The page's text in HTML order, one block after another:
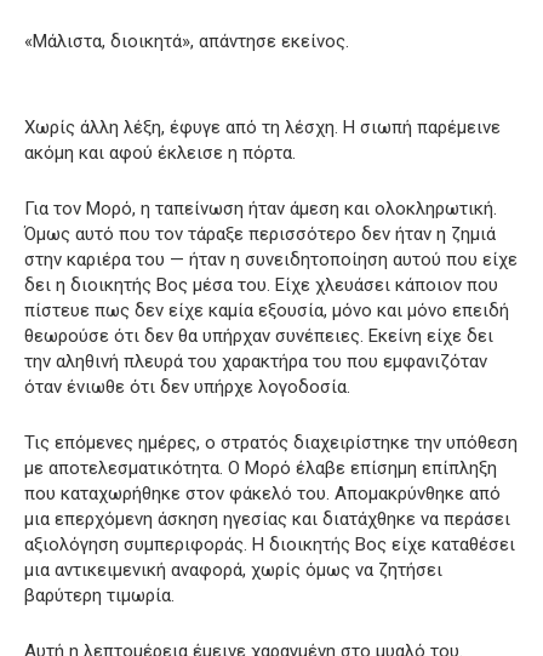
«Μάλιστα, διοικητά», απάντησε εκείνος.
Χωρίς άλλη λέξη, έφυγε από τη λέσχη. Η σιωπή παρέμεινε
ακόμη και αφού έκλεισε η πόρτα.
Για τον Μορό, η ταπείνωση ήταν άμεση και ολοκληρωτική.
Όμως αυτό που τον τάραξε περισσότερο δεν ήταν η ζημιά
στην καριέρα του — ήταν η συνειδητοποίηση αυτού που είχε
δει η διοικητής Βος μέσα του. Είχε χλευάσει κάποιον που
πίστευε πως δεν είχε καμία εξουσία, μόνο και μόνο επειδή
θεωρούσε ότι δεν θα υπήρχαν συνέπειες. Εκείνη είχε δει
την αληθινή πλευρά του χαρακτήρα του που εμφανιζόταν
όταν ένιωθε ότι δεν υπήρχε λογοδοσία.
Τις επόμενες ημέρες, ο στρατός διαχειρίστηκε την υπόθεση
με αποτελεσματικότητα. Ο Μορό έλαβε επίσημη επίπληξη
που καταχωρήθηκε στον φάκελό του. Απομακρύνθηκε από
μια επερχόμενη άσκηση ηγεσίας και διατάχθηκε να περάσει
αξιολόγηση συμπεριφοράς. Η διοικητής Βος είχε καταθέσει
μια αντικειμενική αναφορά, χωρίς όμως να ζητήσει
βαρύτερη τιμωρία.
Αυτή η λεπτομέρεια έμεινε χαραγμένη στο μυαλό του.